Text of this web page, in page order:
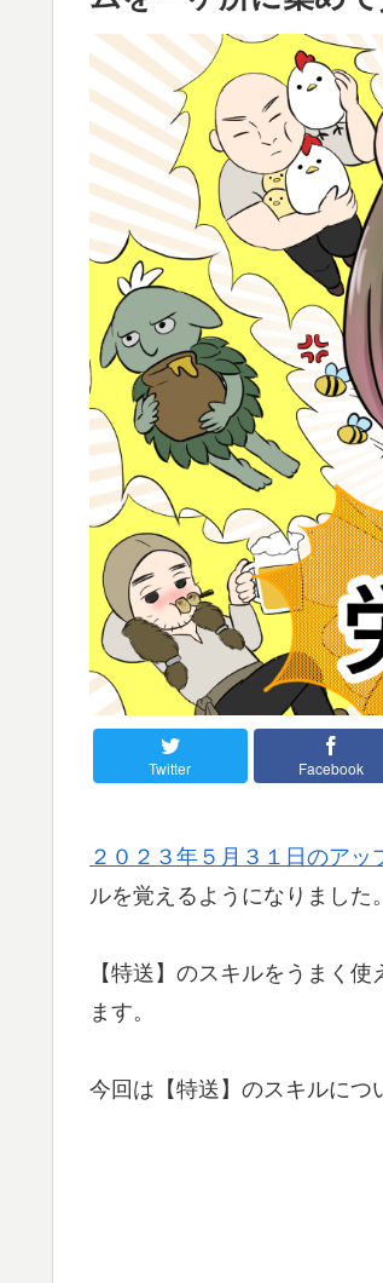
Twitter Facebook
２０２３年５月３１日のアッ
ルを覚えるようになりました。
【特送】のスキルをうまく
ます。
今回は【特送】のスキルにつ